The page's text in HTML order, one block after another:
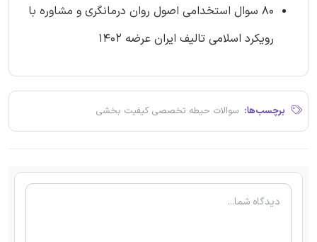
80 سوال استخدامی اصول روان درمانگری و مشاوره با
رویکرد اسلامی تالیف ایران عرضه 1402
برچسب‌ها: سوالات حیطه تخصصی کیفیت بخشی